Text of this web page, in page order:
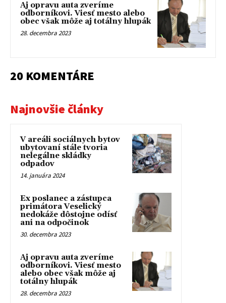
Aj opravu auta zveríme
odborníkovi. Viesť mesto alebo
obec však môže aj totálny hlupák
28. decembra 2023
20 KOMENTÁRE
Najnovšie články
V areáli sociálnych bytov
ubytovaní stále tvoria
nelegálne skládky
odpadov
14. januára 2024
Ex poslanec a zástupca
primátora Veselický
nedokáže dôstojne odísť
ani na odpočinok
30. decembra 2023
Aj opravu auta zveríme
odborníkovi. Viesť mesto
alebo obec však môže aj
totálny hlupák
28. decembra 2023